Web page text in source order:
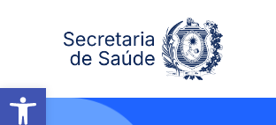
Abrir a barra de